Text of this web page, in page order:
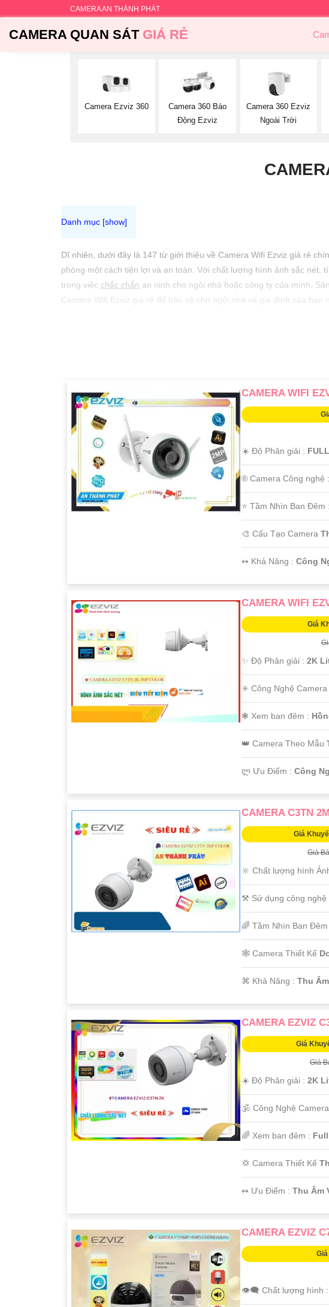
CAMERA AN THÀNH PHÁT
CAMERA QUAN SÁTGIÁ RẺ
Camera Ezviz 360
Camera 360 Báo
Động Ezviz
Camera 360 Ezviz
Ngoài Trời
Dĩ nhiên, dưới đây là 147 từ giới thiệu về Camera Wifi Ezviz giá rẻ
phòng một cách tiện lợi và an toàn. Với chất lượng hình ảnh sắc nét,
trong việc chắc chắn an ninh cho ngôi nhà hoặc công ty của mình.
Camera Wifi Ezviz giá rẻ để bảo vệ cho ngôi nhà và gia đình của bạn
CAMERA WIFI
☀️ Độ Phân giải :
®️ Camera Công nghệ :
⭐ Tầm Nhìn Ban Đêm :
🎨 Cấu Tạo Camera
️↭ Khả Năng : Công
CAMERA WIFI
Giá
✨ Độ Phân giải : 2K
✳️ Công Nghệ Camera
❃ Xem ban đêm :
👑 Camera Theo Mẫu
️ლ Ưu Điểm : Công
CAMERA C3TN
Giá
Giá
🔆 Chất lượng hình
⚒ Sử dụng công nghệ
🌈 Tầm Nhìn Ban Đêm
🕸️ Camera Thiết Kế
️⌘ Khả Năng : Thu
CAMERA EZVIZ
Giá
Giá
☀️ Độ Phân giải : 2K
🕉️ Công Nghệ
🌈 Xem ban đêm :
💢 Camera Thiết Kế
️↭ Ưu Điểm : Thu Âm
CAMERA EZVIZ
👁️‍🗨 Chất lượng hình :